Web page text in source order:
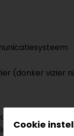
(donker vizier
Neem dan
kun je het
Cookie